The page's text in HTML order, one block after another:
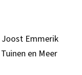
Joost Emmerik
en Meer